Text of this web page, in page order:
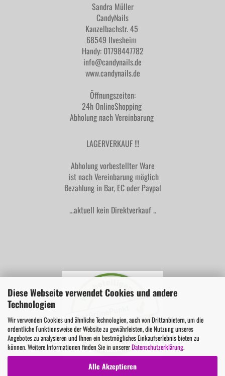
Diese Webseite verwendet Cookies und andere
Technologien
Wir verwenden Cookies und ähnliche Technologien, auch von Drittanbietern, um die
ordentliche Funktionsweise der Website zu gewährleisten, die Nutzung unseres
Angebotes zu analysieren und Ihnen ein bestmögliches Einkaufserlebnis bieten zu
können. Weitere Informationen finden Sie in unsererDatenschutzerklärung.
Alle Akzeptieren
Sandra Müller
CandyNails
Kanzelbachstr. 45
68549 Ilvesheim
Handy: 01798447782
info@candynails.de
www.candynails.de
Öffnungszeiten:
24h OnlineShopping
Abholung nach Vereinbarung
LAGERVERKAUF !!!
Abholung vorbestellter Ware
ist nach Vereinbarung möglich
Bezahlung in Bar, EC oder Paypal
...aktuell kein Direktverkauf ..